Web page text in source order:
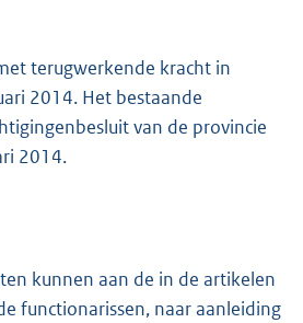
terugwerkende kracht in
2014. Het bestaande
van de provincie
2014.
kunnen aan de in de artikelen
functionarissen, naar aanleiding